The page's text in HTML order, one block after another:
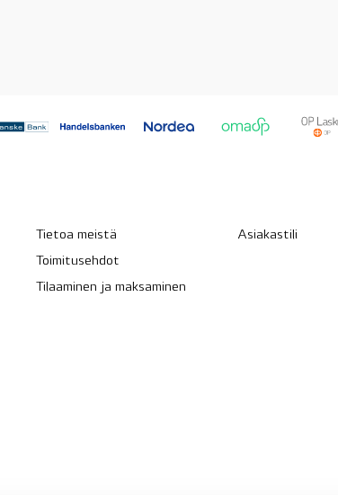
Tietoa meistä
Toimitusehdot
Tilaaminen ja maksaminen
Asiakastili